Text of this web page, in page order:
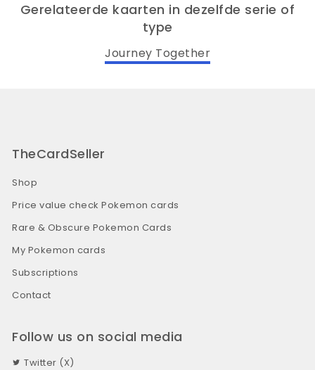
Gerelateerde kaarten in dezelfde serie of
type
Journey Together
TheCardSeller
Shop
Price value check Pokemon cards
Rare & Obscure Pokemon Cards
My Pokemon cards
Subscriptions
Contact
Follow us on social media
Twitter (X)